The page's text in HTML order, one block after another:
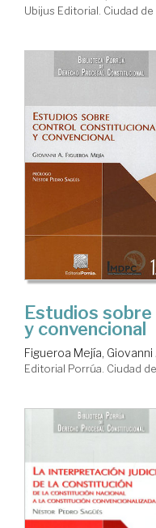
Ubijus Editorial. Ciudad
Estudios
y convencional
Figueroa Mejía, Giovanni
Editorial Porrúa. Ciudad